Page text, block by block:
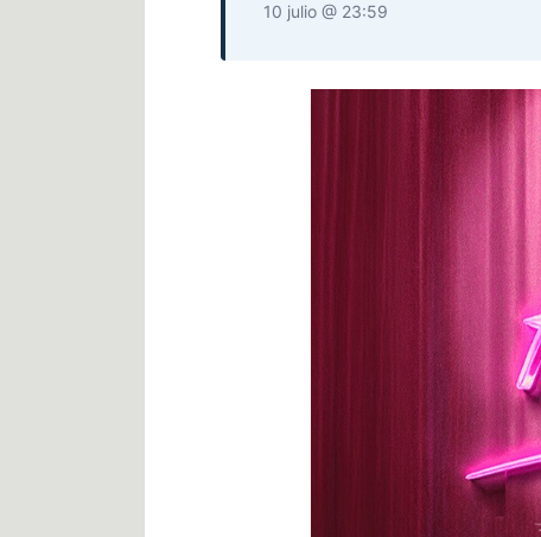
10 julio @ 23:59